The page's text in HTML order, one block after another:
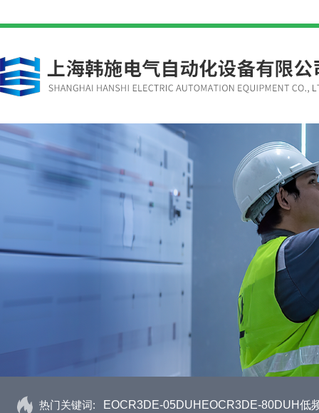
热门关键词: EOCR3DE-05DUHEOCR3DE-80DUH低